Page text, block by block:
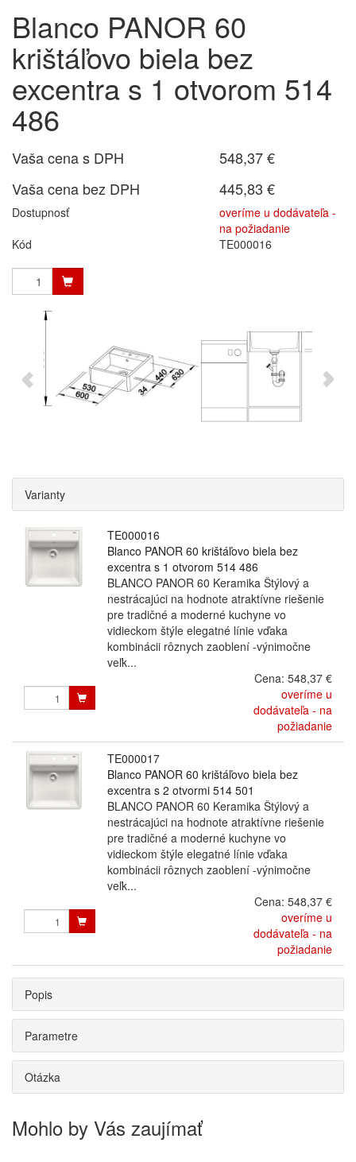
Blanco PANOR 60
krištáľovo biela bez
excentra s 1 otvorom 514
486
Vaša cena s DPH
548,37 €
Vaša cena bez DPH
445,83 €
Dostupnosť
overíme u dodávateľa -
na požiadanie
Kód
TE000016
Varianty
TE000016
Blanco PANOR 60 krištáľovo biela bez
excentra s 1 otvorom 514 486
BLANCO PANOR 60 Keramika Štýlový a
nestrácajúci na hodnote atraktívne riešenie
pre tradičné a moderné kuchyne vo
vidieckom štýle elegatné línie vďaka
kombinácii rôznych zaoblení -výnimočne
veľk...
Cena: 548,37 €
overíme u
dodávateľa - na
požiadanie
TE000017
Blanco PANOR 60 krištáľovo biela bez
excentra s 2 otvormi 514 501
BLANCO PANOR 60 Keramika Štýlový a
nestrácajúci na hodnote atraktívne riešenie
pre tradičné a moderné kuchyne vo
vidieckom štýle elegatné línie vďaka
kombinácii rôznych zaoblení -výnimočne
veľk...
Cena: 548,37 €
overíme u
dodávateľa - na
požiadanie
Popis
Parametre
Otázka
Mohlo by Vás zaujímať